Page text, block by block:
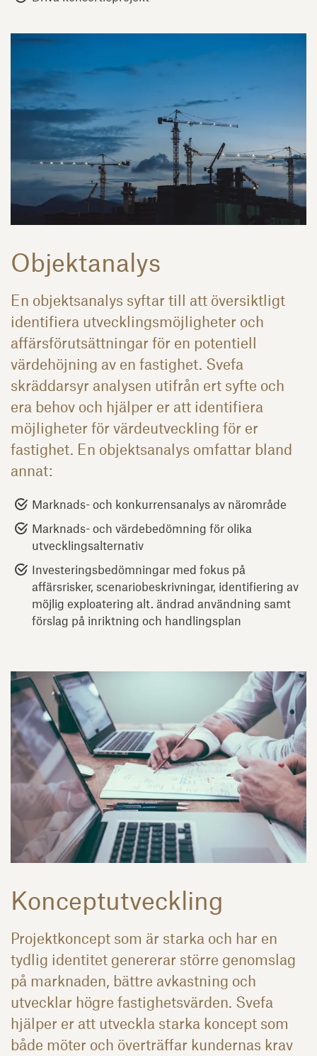
Objektanalys
En objektsanalys syftar till att översiktligt
identifiera utvecklingsmöjligheter och
affärsförutsättningar för en potentiell
värdehöjning av en fastighet. Svefa
skräddarsyr analysen utifrån ert syfte och
era behov och hjälper er att identifiera
möjligheter för värdeutveckling för er
fastighet. En objektsanalys omfattar bland
annat:
Marknads- och konkurrensanalys av närområde
Marknads- och värdebedömning för olika
utvecklingsalternativ
Investeringsbedömningar med fokus på
affärsrisker, scenariobeskrivningar, identifiering av
möjlig exploatering alt. ändrad användning samt
förslag på inriktning och handlingsplan
Konceptutveckling
Projektkoncept som är starka och har en
tydlig identitet genererar större genomslag
på marknaden, bättre avkastning och
utvecklar högre fastighetsvärden. Svefa
hjälper er att utveckla starka koncept som
både möter och överträffar kundernas krav